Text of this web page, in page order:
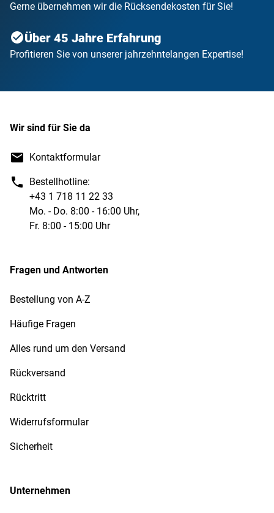
Gerne übernehmen wir die Rücksendekosten für Sie!
Über 45 Jahre Erfahrung
Profitieren Sie von unserer jahrzehntelangen Expertise!
Wir sind für Sie da
Kontaktformular
Bestellhotline:
+43 1 718 11 22 33
Mo. - Do. 8:00 - 16:00 Uhr,
Fr. 8:00 - 15:00 Uhr
Fragen und Antworten
Bestellung von A-Z
Häufige Fragen
Alles rund um den Versand
Rückversand
Rücktritt
Widerrufsformular
Sicherheit
Unternehmen